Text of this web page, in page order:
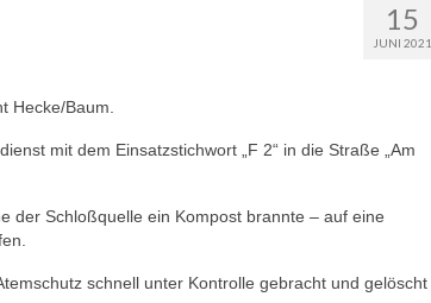
15
JUNI 2021
Hecke/Baum.
mit dem Einsatzstichwort „F 2“ in die Straße „Am
der Schloßquelle ein Kompost brannte – auf eine
schnell unter Kontrolle gebracht und gelöscht